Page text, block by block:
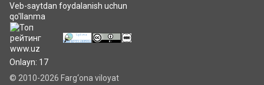
Veb-saytdan foydalanish uchun
qo'llanma
Onlayn: 17
© 2010-2026 Farg‘ona viloyat